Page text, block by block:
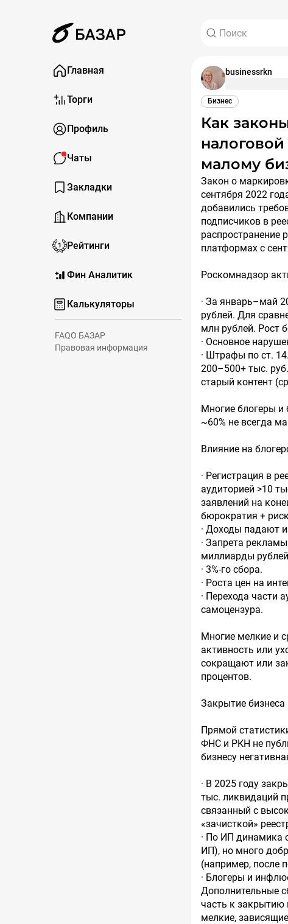
Главная
Торги
Профиль
Чаты
Закладки
Компании
Рейтинги
Фин Аналитик
Калькуляторы
FAQО БАЗАР
Правовая информация
businessrkn
Бизнес
Как законы о маркировке рекламы и рост
малому
Закон о маркировке интернет-рекламы (ст. 18.1 ФЗ «О рекламе») действует с
сентября 2022
добавились
подписчиков в
распространение
платформах с
Роскомнадзор
· За январь–май
рублей. Для
млн рублей. Рост
· Основное
· Штрафы по ст.
200–500+ тыс.
старый контент
Многие блогеры и
~60% не всегда
Влияние на
· Регистрация в
аудиторией >10
заявлений на
бюрократия +
· Доходы падают
· Запрета
миллиарды
· 3%-го сбора.
· Роста цен на
· Перехода части
самоцензура.
Многие мелкие и
активность или
сокращают или
процентов.
Закрытие
Прямой
ФНС и РКН не
бизнесу
· В 2025 году
тыс. ликвидаций
связанный с
«зачисткой»
· По ИП динамика
ИП), но много
(например, после
· Блогеры и
Дополнительные
часть к закрытию
мелкие,